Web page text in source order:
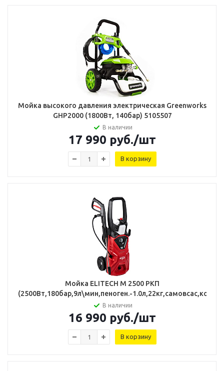
Мойка высокого давления электрическая Greenworks
GHP2000 (1800Вт, 140бар) 5105507
В наличии
17 990 руб./шт
В корзину
Мойка ELITECH М 2500 РКП
(2500Вт,180бар,9л\мин,пеноген.-
В наличии
16 990 руб./шт
В корзину